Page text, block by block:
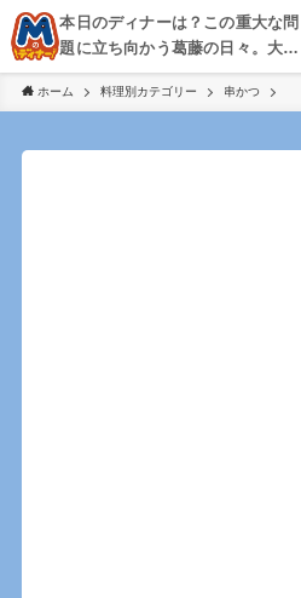
本日のディナーは？この重大な問
題に立ち向かう葛藤の日々。大
阪・京都・神戸を中心とした食べ
歩き、飲み歩きを綴る。
ホーム 料理別カテゴリー 串かつ